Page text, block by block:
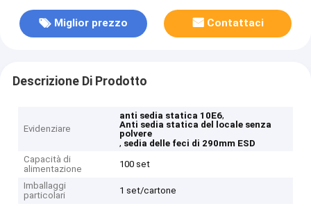
Miglior prezzo Contattaci
Descrizione Di Prodotto
Evidenziare
anti sedia statica 10E6,
Anti sedia statica del locale senza
polvere
, sedia delle feci di 290mm ESD
Capacità di
alimentazione
100 set
Imballaggi
particolari
1 set/cartone